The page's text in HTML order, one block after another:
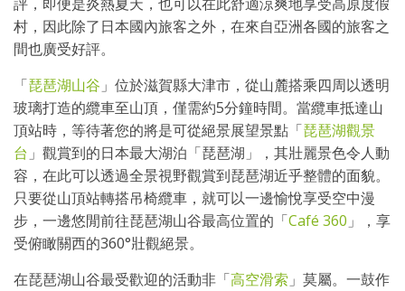
村，因此除了日本國內旅客之外，在來自亞洲各國的旅客之
間也廣受好評。
「琵琶湖山谷 」位於滋賀縣大津市，從山麓搭乘四周以透明
玻璃打造的纜車至山頂，僅需約5分鐘時間。當纜車抵達山
頂站時，等待著您的將是可從絕景展望景點「琵琶湖觀景
台 」觀賞到的日本最大湖泊「琵琶湖」，其壯麗景色令人動
容，在此可以透過全景視野觀賞到琵琶湖近乎整體的面貌。
只要從山頂站轉搭吊椅纜車，就可以一邊愉悅享受空中漫
步，一邊悠閒前往琵琶湖山谷最高位置的「Café 360 」，享
受俯瞰關西的360°壯觀絕景。
在琵琶湖山谷最受歡迎的活動非「高空滑索 」莫屬。一鼓作